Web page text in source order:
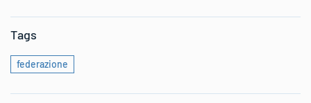
Tags
federazione